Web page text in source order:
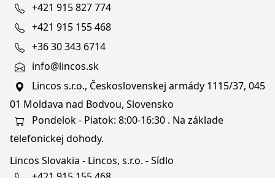
+421 915 827 774
+421 915 155 468
+36 30 343 6714
info@lincos.sk
Lincos s.r.o., Československej armády 1115/37, 045
01 Moldava nad Bodvou, Slovensko
Pondelok - Piatok: 8:00-16:30 . Na základe
telefonickej dohody.
Lincos Slovakia - Lincos, s.r.o. - Sídlo
+421 915 155 468